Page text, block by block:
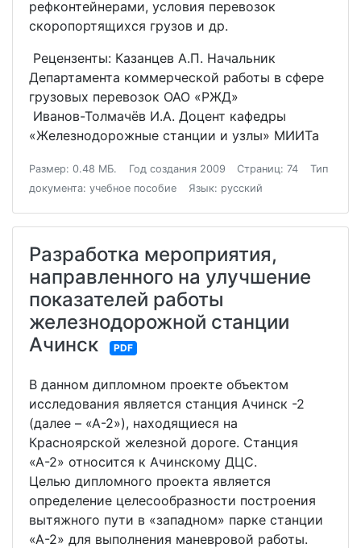
рефконтейнерами, условия перевозок
скоропортящихся грузов и др.
Рецензенты: Казанцев А.П. Начальник
Департамента коммерческой работы в сфере
грузовых перевозок ОАО «РЖД»
Иванов-Толмачёв И.А. Доцент кафедры
«Железнодорожные станции и узлы» МИИТа
Размер: 0.48 МБ. Год создания 2009 Страниц: 74
Тип
документа: учебное пособие
Язык: русский
Разработка мероприятия,
направленного на улучшение
показателей работы
железнодорожной станции
Ачинск
PDF
В данном дипломном проекте объектом
исследования является станция Ачинск -2
(далее – «А-2»), находящиеся на
Красноярской железной дороге. Станция
«А-2» относится к Ачинскому ДЦС.
Целью дипломного проекта является
определение целесообразности построения
вытяжного пути в «западном» парке станции
«А-2» для выполнения маневровой работы.